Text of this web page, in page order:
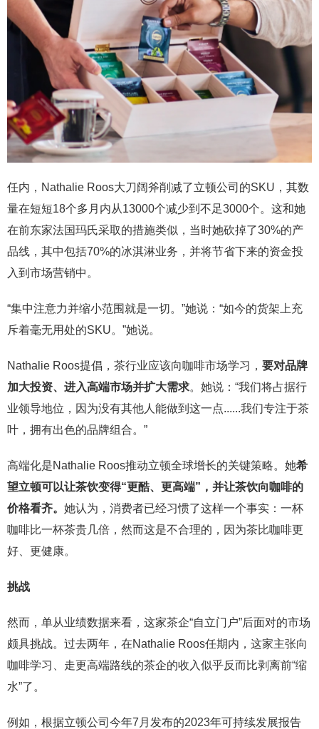
任内，Nathalie Roos大刀阔斧削减了立顿公司的SKU，其数
量在短短18个多月内从13000个减少到不足3000个。这和她
在前东家法国玛氏采取的措施类似，当时她砍掉了30%的产
品线，其中包括70%的冰淇淋业务，并将节省下来的资金投
入到市场营销中。
“集中注意力并缩小范围就是一切。”她说：“如今的货架上充
斥着毫无用处的SKU。”她说。
Nathalie Roos提倡，茶行业应该向咖啡市场学习， 要对品牌
加大投资、进入高端市场并扩大需求。她说：“我们将占据行
业领导地位，因为没有其他人能做到这一点......我们专注于茶
叶，拥有出色的品牌组合。”
高端化是Nathalie Roos推动立顿全球增长的关键策略。她希
望立顿可以让茶饮变得“更酷、更高端”，并让茶饮向咖啡的
价格看齐。 她认为，消费者已经习惯了这样一个事实：一杯
咖啡比一杯茶贵几倍，然而这是不合理的，因为茶比咖啡更
好、更健康。
挑战
然而，单从业绩数据来看，这家茶企“自立门户”后面对的市场
颇具挑战。过去两年，在Nathalie Roos任期内，这家主张向
咖啡学习、走更高端路线的茶企的收入似乎反而比剥离前“缩
水”了。
例如，根据立顿公司今年7月发布的2023年可持续发展报告